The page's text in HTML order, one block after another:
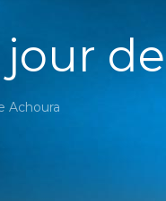
de
Achoura